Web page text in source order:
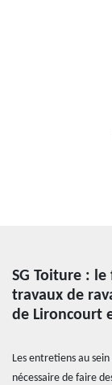
SG Toiture :
travaux de
de Lironcourt
Les entretiens au
nécessaire de faire